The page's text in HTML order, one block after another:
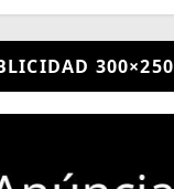
300×250